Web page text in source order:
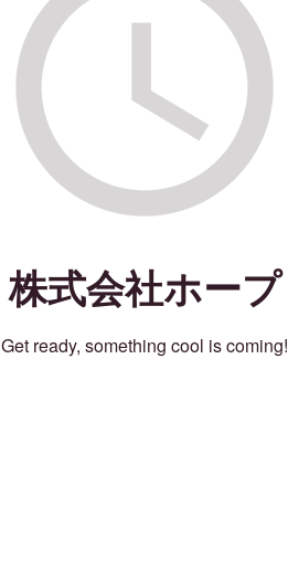
株式会社ホープ
Get ready, something cool is coming!